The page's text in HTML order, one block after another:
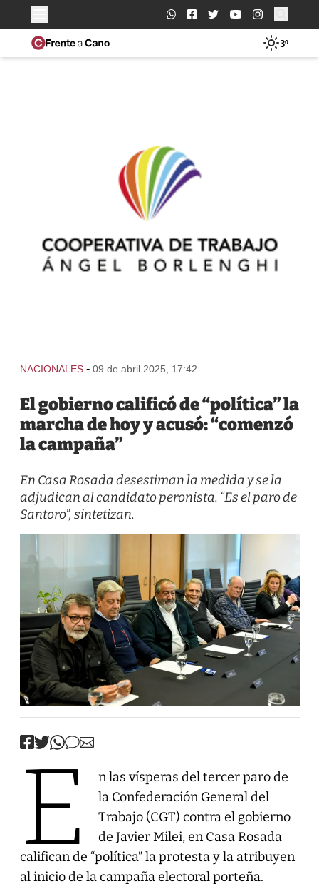
Buscar:
3º
NACIONALES - 09 de abril 2025, 17:42
El gobierno calificó de “política” la
marcha de hoy y acusó: “comenzó
la campaña”
En Casa Rosada desestiman la medida y se la
adjudican al candidato peronista. “Es el paro de
Santoro”, sintetizan.
E
n las vísperas del tercer paro de
la Confederación General del
Trabajo (CGT) contra el gobierno
de Javier Milei, en Casa Rosada
califican de “política” la protesta y la atribuyen
al inicio de la campaña electoral porteña.